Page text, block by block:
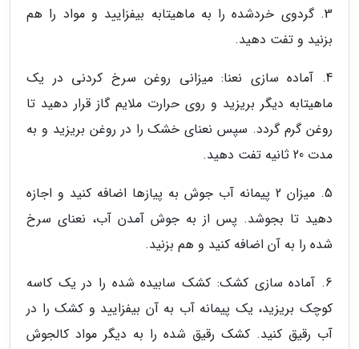
3. گردوی خردشده را به ماهیتابه بیفزایید و مواد را هم
بزنید و تفت دهید.
4. آماده سازی نعنا: میزانی روغن سرخ کردنی در یک
ماهیتابه دیگر بریزید و روی حرارت ملایم گاز قرار دهید تا
روغن گرم گردد. سپس نعنای خشک را در روغن بریزید و به
مدت 20 ثانیه تفت دهید.
5. میزان 2 پیمانه آب جوش به پیازها اضافه کنید و اجازه
دهید تا بجوشد. پس از به جوش آمدن آب، نعنای سرخ
شده را به آن اضافه کنید و هم بزنید.
6. آماده سازی کشک: کشک سابیده شده را در یک کاسه
کوچک بریزید، یک پیمانه آب به آن بیفزایید و کشک را در
آب رقیق کنید. کشک رقیق شده را به دیگر مواد کالجوش